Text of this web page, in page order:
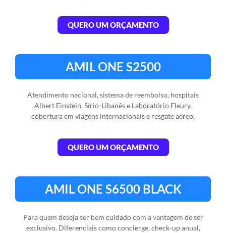
QUERO UM ORÇAMENTO
AMIL ONE S2500​
Atendimento nacional, sistema de reembolso, hospitais
Albert Einstein, Sírio-Libanês e Laboratório Fleury,
cobertura em viagens internacionais e resgate aéreo.
QUERO UM ORÇAMENTO
AMIL ONE S6500 BLACK​
Para quem deseja ser bem cuidado com a vantagem de ser
exclusivo. Diferenciais como concierge, check-up anual,